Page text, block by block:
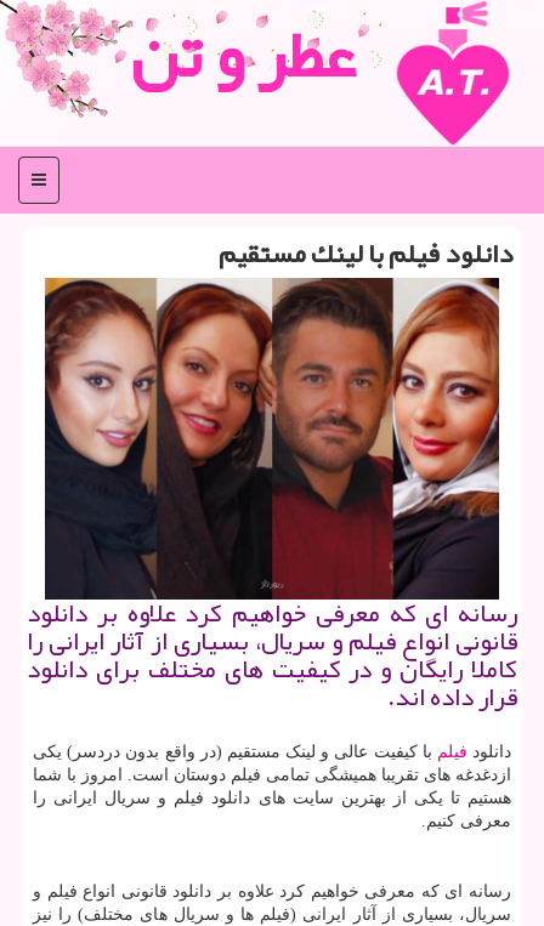
عطر و تن
منو
دانلود فیلم با لینك مستقیم
رسانه ای كه معرفی خواهیم كرد علاوه بر دانلود
قانونی انواع فیلم و سریال، بسیاری از آثار ایرانی را
كاملا رایگان و در كیفیت های مختلف برای دانلود
قرار داده اند.
دانلود فیلم با کیفیت عالی و لینک مستقیم (در واقع بدون دردسر) یکی
ازدغدغه های تقریبا همیشگی تمامی فیلم دوستان است. امروز با شما
هستیم تا یکی از بهترین سایت های دانلود فیلم و سریال ایرانی را
معرفی کنیم.
رسانه ای که معرفی خواهیم کرد علاوه بر دانلود قانونی انواع فیلم و
سریال، بسیاری از آثار ایرانی (فیلم ها و سریال های مختلف) را نیز